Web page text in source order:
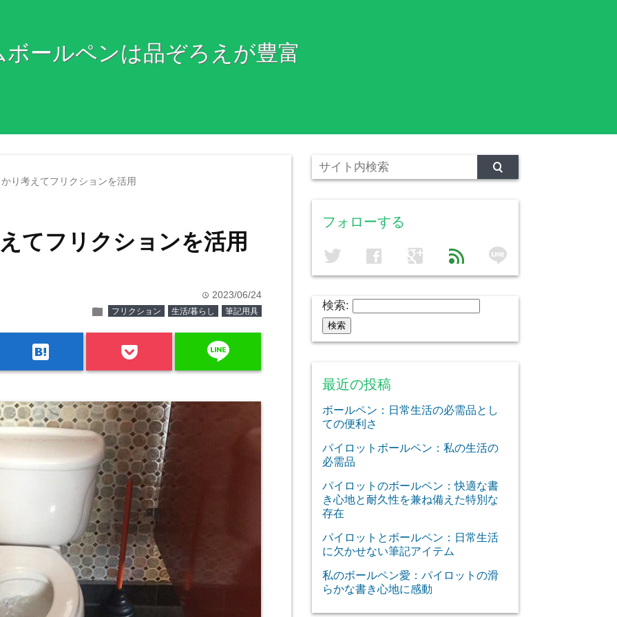
ールペンは品ぞろえが豊富
り考えてフリクションを活用
てフリクションを活用
time 2023/06/24
folder フリクション 生活/暮らし 筆記用具
hatenabookmark line
フォローする
twitter facebook google feed line
検索:
最近の投稿
ボールペン：日常生活の必需品とし
ての便利さ
パイロットボールペン：私の生活の
必需品
パイロットのボールペン：快適な書
き心地と耐久性を兼ね備えた特別な
存在
パイロットとボールペン：日常生活
に欠かせない筆記アイテム
私のボールペン愛：パイロットの滑
らかな書き心地に感動